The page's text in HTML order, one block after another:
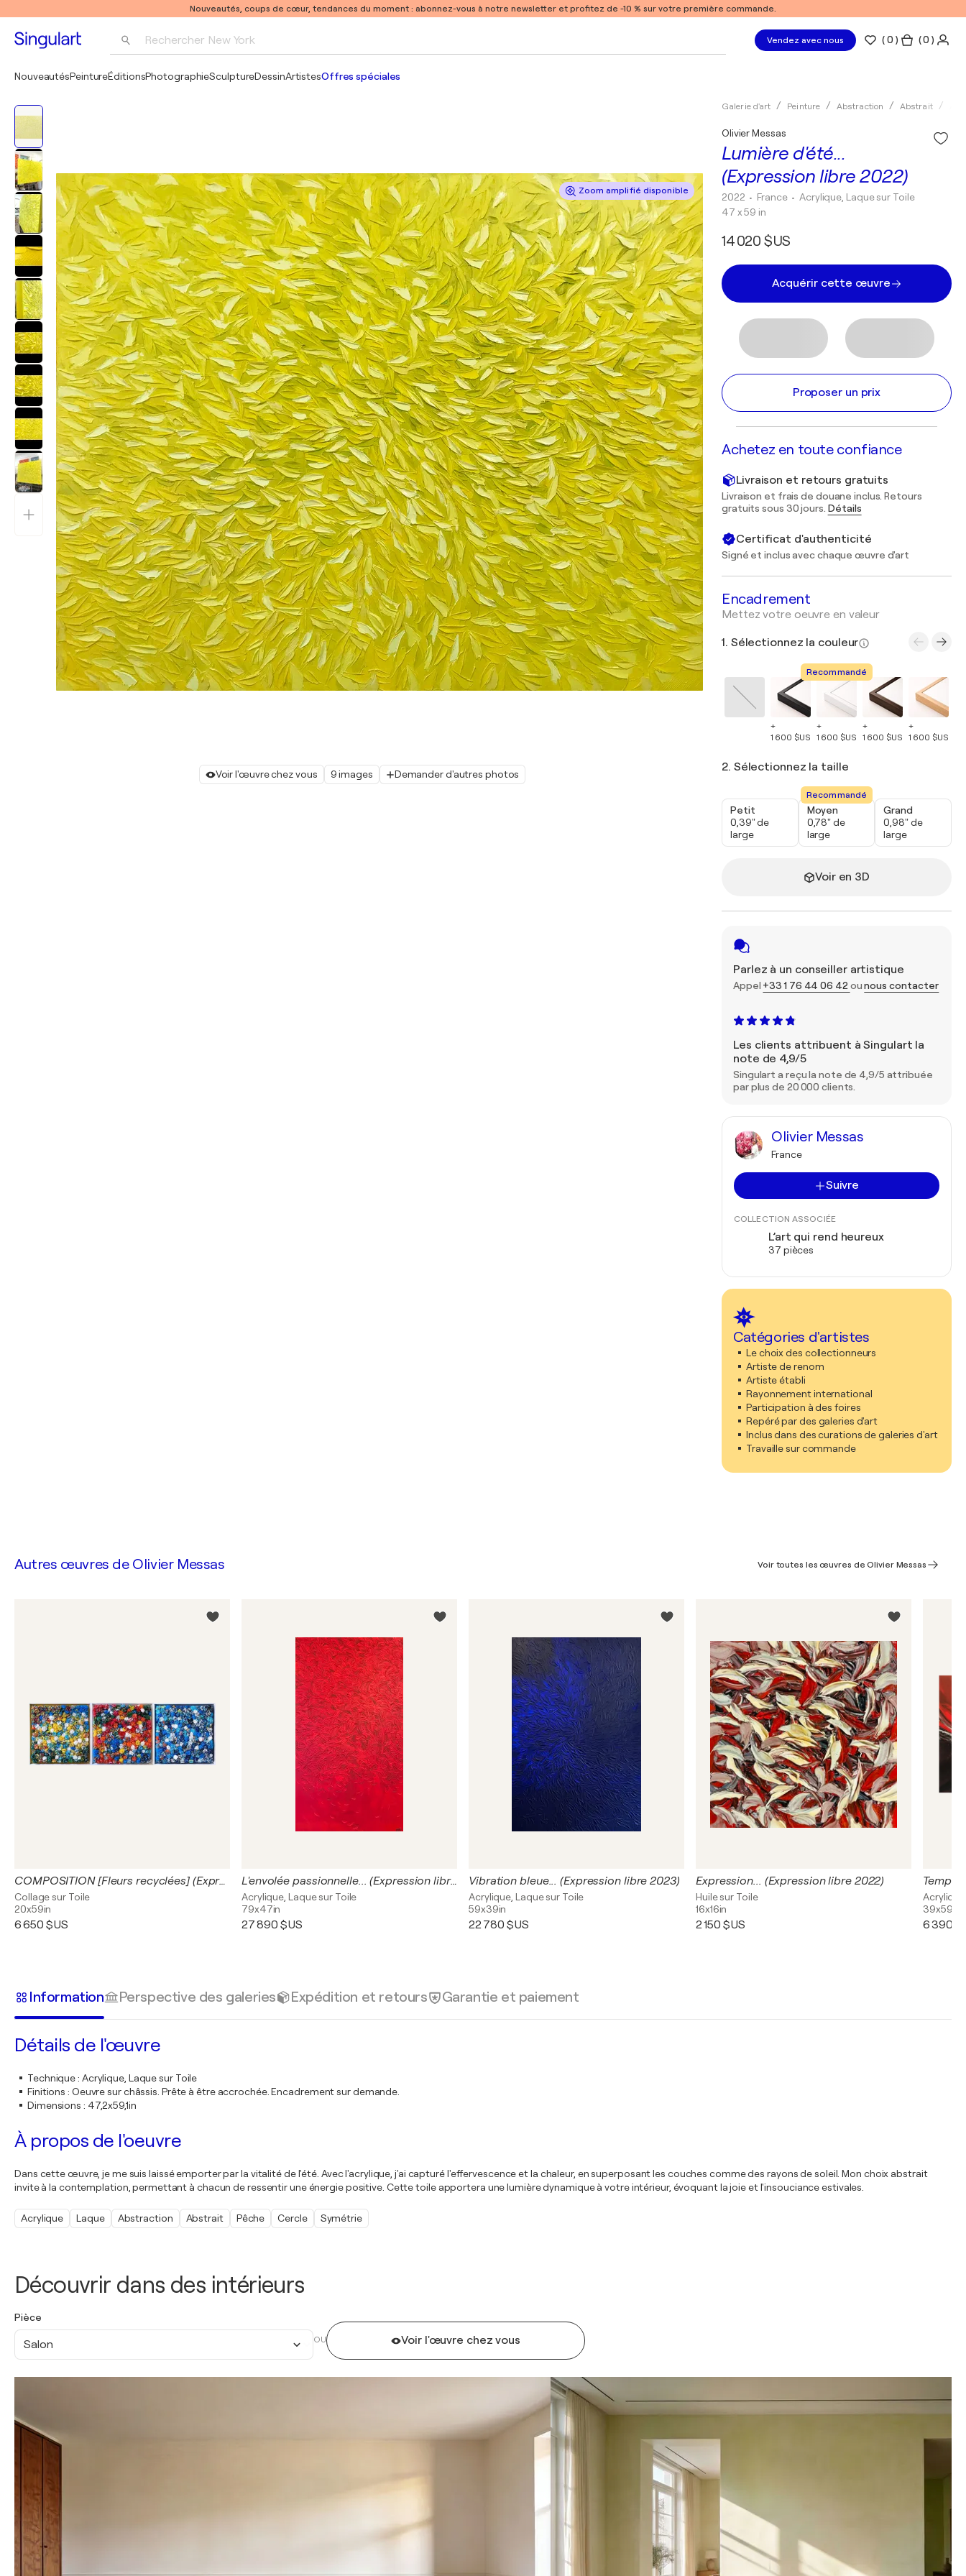
Nouveautés, coups de cœur, tendances du moment : abonnez-vous à notre newsletter et profitez de -10 % sur votre première commande.
Rechercher New York Vendez avec nous (0 ) ( 0 )
NouveautésPeintureÉditionsPhotographieSculptureDessinArtistesOffres spéciales
Zoom amplifié disponible
Voir l'œuvre chez vous 9 images Demander d'autres photos
Galerie d'art Peinture Abstraction Abstrait
Lumière d'été...
(Expression libre 2022)
Olivier Messas
2022 • France •Acrylique, Laque sur Toile
47 x 59 in
14 020 $US
Acquérir cette œuvre
Proposer un prix
Achetez en toute confiance
Livraison et retours gratuits
Livraison et frais de douane inclus. Retours
gratuits sous 30 jours. Détails
Certificat d'authenticité
Signé et inclus avec chaque œuvre d'art
Encadrement
Mettez votre oeuvre en valeur
1. Sélectionnez la couleur
+
1 600 $US
Recommandé
+
1 600 $US
+
1 600 $US
+
1 600 $US
2. Sélectionnez la taille
Petit
0,39" de
large
Recommandé
Moyen
0,78" de
large
Grand
0,98" de
large
Voir en 3D
Parlez à un conseiller artistique
Appel +33 1 76 44 06 42 ounous contacter
Les clients attribuent à Singulart la
note de 4,9/5
Singulart a reçu la note de 4,9/5 attribuée
par plus de 20 000 clients.
Olivier Messas
France
Suivre
COLLECTION ASSOCIÉE
L’art qui rend heureux
37 pièces
Catégories d'artistes
Le choix des collectionneurs
Artiste de renom
Artiste établi
Rayonnement international
Participation à des foires
Repéré par des galeries d'art
Inclus dans des curations de galeries d'art
Travaille sur commande
Découvrir dans des intérieurs
Pièce
Salon OU Voir l'œuvre chez vous
Autres œuvres de Olivier Messas Voir toutes les œuvres de Olivier Messas
COMPOSITION [Fleurs recyclées] (Expression libre 2023)
Collage sur Toile
20x59in
6 650 $US
L'envolée passionnelle... (Expression libre 2022)
Acrylique, Laque sur Toile
79x47in
27 890 $US
Vibration bleue... (Expression libre 2023)
Acrylique, Laque sur Toile
59x39in
22 780 $US
Expression... (Expression libre 2022)
Huile sur Toile
16x16in
2 150 $US
39x59in
6 390
Information Perspective des galeries Expédition et retours Garantie et paiement
Détails de l'œuvre
Technique: Acrylique, Laque sur Toile
Finitions : Oeuvre sur châssis. Prête à être accrochée. Encadrement sur demande.
Dimensions : 47,2x59,1in
À propos de l'oeuvre
Dans cette œuvre, je me suis laissé emporter par la vitalité de l'été. Avec l'acrylique, j'ai capturé l'effervescence et la chaleur, en superposant les couches comme des rayons de soleil. Mon choix abstrait
invite à la contemplation, permettant à chacun de ressentir une énergie positive. Cette toile apportera une lumière dynamique à votre intérieur, évoquant la joie et l'insouciance estivales.
Acrylique Laque Abstraction Abstrait Pêche Cercle Symétrie